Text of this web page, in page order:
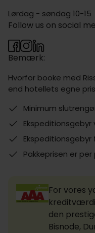
Lørdag - søndag 10-15
Bemærk:
Hvorfor booke med
end hotellets egne
Minimum
Ekspeditionsgebyr
Ekspeditionsgebyr
Pakkeprisen er
Follow us on social
For vores
den
Bisnode,